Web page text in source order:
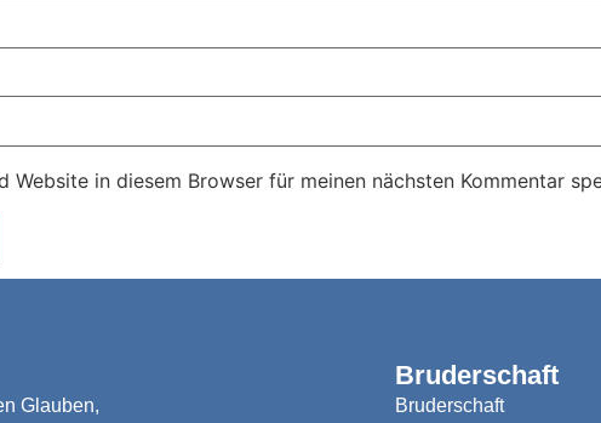
Website in diesem Browser für meinen nächsten Kommentar
Glauben,
Bruderschaft
Bruderschaft